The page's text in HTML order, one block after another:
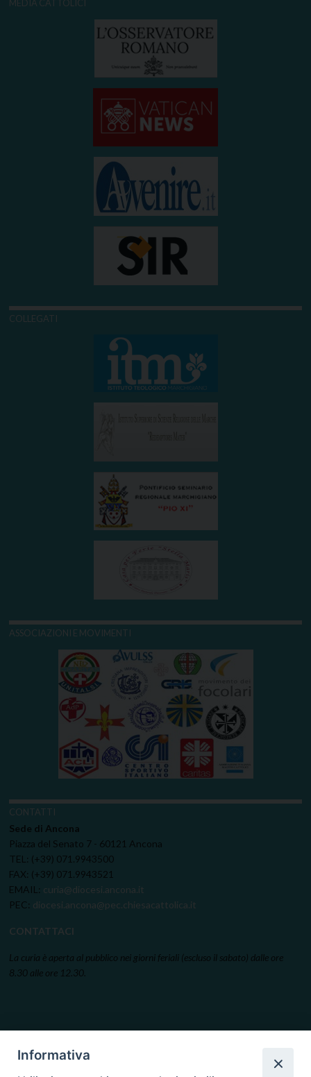
MEDIA CATTOLICI
COLLEGATI
ASSOCIAZIONI E MOVIMENTI
CONTATTI
Sede di Ancona
Piazza del Senato 7 - 60121 Ancona
TEL: (+39) 071.9943500
FAX: (+39) 071.9943521
EMAIL: curia@diocesi.ancona.it
PEC: diocesi.ancona@pec.chiesacattolica.it
CONTATTACI
La curia è aperta al pubblico nei giorni feriali (escluso il sabato) dalle ore
8.30 alle ore 12.30.
Informativa